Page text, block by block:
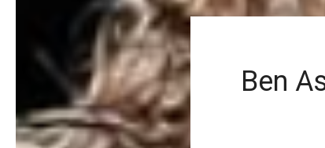
Ben